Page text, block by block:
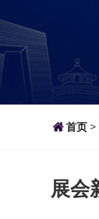
首页 >
展会